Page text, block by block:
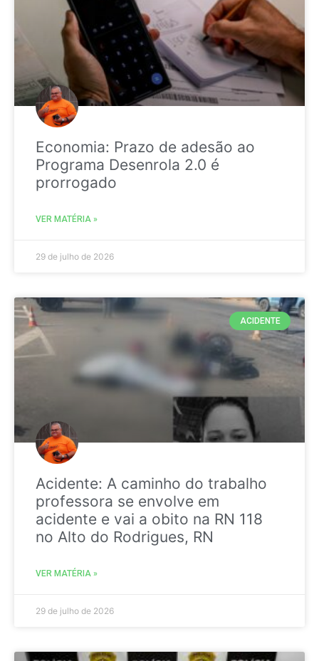
Economia: Prazo de adesão ao
Programa Desenrola 2.0 é
prorrogado
VER MATÉRIA »
29 de julho de 2026
ACIDENTE
Acidente: A caminho do trabalho
professora se envolve em
acidente e vai a obito na RN 118
no Alto do Rodrigues, RN
VER MATÉRIA »
29 de julho de 2026